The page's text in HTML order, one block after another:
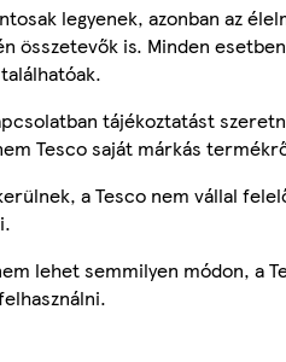
legyenek, azonban az
összetevők is. Minden
tájékoztatást
Tesco saját márkás
a Tesco nem vállal
lehet semmilyen módon, a